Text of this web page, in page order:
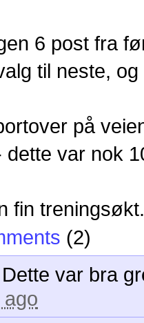
6 post fra
til neste,
på
dette var nok
fin
(2)
Dette var bra